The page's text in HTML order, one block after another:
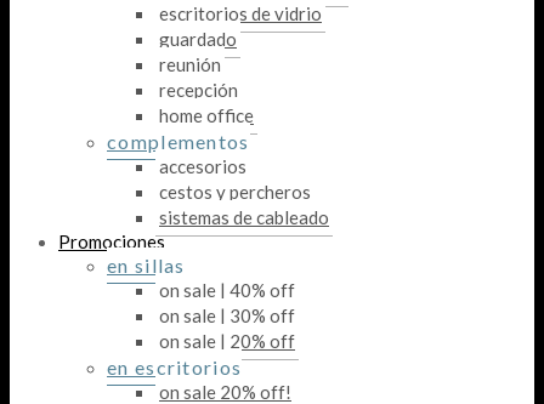
escritorios de vidrio
guardado
reunión
recepción
home office
complementos
accesorios
cestos y percheros
sistemas de cableado
Promociones
en sillas
on sale | 40% off
on sale | 30% off
on sale | 20% off
en escritorios
on sale 20% off!